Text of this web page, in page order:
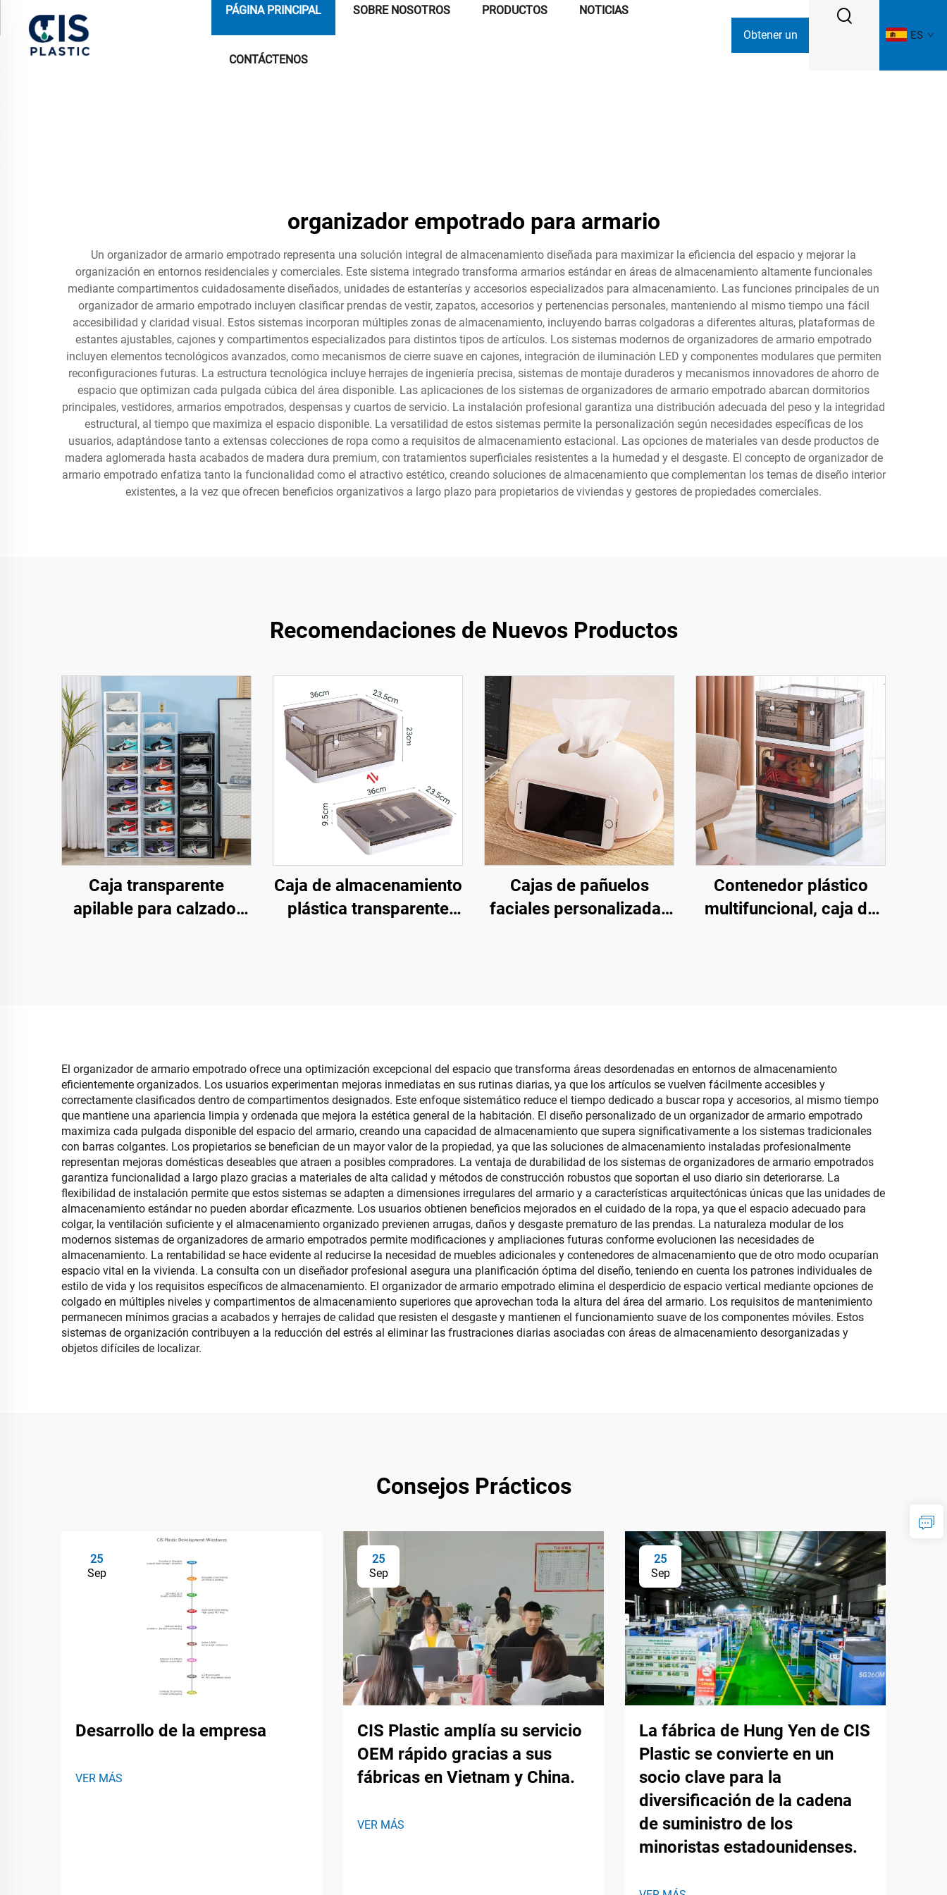
PÁGINA PRINCIPAL SOBRE NOSOTROS PRODUCTOS NOTICIAS
CONTÁCTENOS
Obtener un ES
organizador empotrado para armario
Un organizador de armario empotrado representa una solución integral de almacenamiento diseñada para maximizar la eficiencia del espacio y mejorar la
organización en entornos residenciales y comerciales. Este sistema integrado transforma armarios estándar en áreas de almacenamiento altamente funcionales
mediante compartimentos cuidadosamente diseñados, unidades de estanterías y accesorios especializados para almacenamiento. Las funciones principales de un
organizador de armario empotrado incluyen clasificar prendas de vestir, zapatos, accesorios y pertenencias personales, manteniendo al mismo tiempo una fácil
accesibilidad y claridad visual. Estos sistemas incorporan múltiples zonas de almacenamiento, incluyendo barras colgadoras a diferentes alturas, plataformas de
estantes ajustables, cajones y compartimentos especializados para distintos tipos de artículos. Los sistemas modernos de organizadores de armario empotrado
incluyen elementos tecnológicos avanzados, como mecanismos de cierre suave en cajones, integración de iluminación LED y componentes modulares que permiten
reconfiguraciones futuras. La estructura tecnológica incluye herrajes de ingeniería precisa, sistemas de montaje duraderos y mecanismos innovadores de ahorro de
espacio que optimizan cada pulgada cúbica del área disponible. Las aplicaciones de los sistemas de organizadores de armario empotrado abarcan dormitorios
principales, vestidores, armarios empotrados, despensas y cuartos de servicio. La instalación profesional garantiza una distribución adecuada del peso y la integridad
estructural, al tiempo que maximiza el espacio disponible. La versatilidad de estos sistemas permite la personalización según necesidades específicas de los
usuarios, adaptándose tanto a extensas colecciones de ropa como a requisitos de almacenamiento estacional. Las opciones de materiales van desde productos de
madera aglomerada hasta acabados de madera dura premium, con tratamientos superficiales resistentes a la humedad y el desgaste. El concepto de organizador de
armario empotrado enfatiza tanto la funcionalidad como el atractivo estético, creando soluciones de almacenamiento que complementan los temas de diseño interior
existentes, a la vez que ofrecen beneficios organizativos a largo plazo para propietarios de viviendas y gestores de propiedades comerciales.
Recomendaciones de Nuevos Productos
Caja transparente
apilable para calzado,
Caja de almacenamiento
plástica transparente
Cajas de pañuelos
faciales personalizadas
por mayor
Contenedor plástico
multifuncional, caja de
El organizador de armario empotrado ofrece una optimización excepcional del espacio que transforma áreas desordenadas en entornos de almacenamiento
eficientemente organizados. Los usuarios experimentan mejoras inmediatas en sus rutinas diarias, ya que los artículos se vuelven fácilmente accesibles y
correctamente clasificados dentro de compartimentos designados. Este enfoque sistemático reduce el tiempo dedicado a buscar ropa y accesorios, al mismo tiempo
que mantiene una apariencia limpia y ordenada que mejora la estética general de la habitación. El diseño personalizado de un organizador de armario empotrado
maximiza cada pulgada disponible del espacio del armario, creando una capacidad de almacenamiento que supera significativamente a los sistemas tradicionales
con barras colgantes. Los propietarios se benefician de un mayor valor de la propiedad, ya que las soluciones de almacenamiento instaladas profesionalmente
representan mejoras domésticas deseables que atraen a posibles compradores. La ventaja de durabilidad de los sistemas de organizadores de armario empotrados
garantiza funcionalidad a largo plazo gracias a materiales de alta calidad y métodos de construcción robustos que soportan el uso diario sin deteriorarse. La
flexibilidad de instalación permite que estos sistemas se adapten a dimensiones irregulares del armario y a características arquitectónicas únicas que las unidades de
almacenamiento estándar no pueden abordar eficazmente. Los usuarios obtienen beneficios mejorados en el cuidado de la ropa, ya que el espacio adecuado para
colgar, la ventilación suficiente y el almacenamiento organizado previenen arrugas, daños y desgaste prematuro de las prendas. La naturaleza modular de los
modernos sistemas de organizadores de armario empotrados permite modificaciones y ampliaciones futuras conforme evolucionen las necesidades de
almacenamiento. La rentabilidad se hace evidente al reducirse la necesidad de muebles adicionales y contenedores de almacenamiento que de otro modo ocuparían
espacio vital en la vivienda. La consulta con un diseñador profesional asegura una planificación óptima del diseño, teniendo en cuenta los patrones individuales de
estilo de vida y los requisitos específicos de almacenamiento. El organizador de armario empotrado elimina el desperdicio de espacio vertical mediante opciones de
colgado en múltiples niveles y compartimentos de almacenamiento superiores que aprovechan toda la altura del área del armario. Los requisitos de mantenimiento
permanecen mínimos gracias a acabados y herrajes de calidad que resisten el desgaste y mantienen el funcionamiento suave de los componentes móviles. Estos
sistemas de organización contribuyen a la reducción del estrés al eliminar las frustraciones diarias asociadas con áreas de almacenamiento desorganizadas y
objetos difíciles de localizar.
Consejos Prácticos
25
Sep
Desarrollo de la empresa
VER MÁS
25
Sep
CIS Plastic amplía su servicio
OEM rápido gracias a sus
fábricas en Vietnam y China.
VER MÁS
25
Sep
La fábrica de Hung Yen de CIS
Plastic se convierte en un
socio clave para la
diversificación de la cadena
de suministro de los
minoristas estadounidenses.